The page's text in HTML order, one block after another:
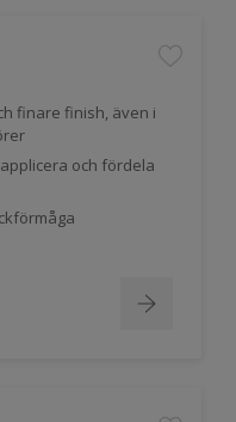
finare finish, även i
och fördela